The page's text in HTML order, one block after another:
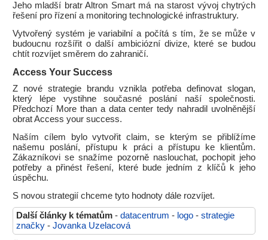
Jeho mladší bratr Altron Smart má na starost vývoj chytrých
řešení pro řízení a monitoring technologické infrastruktury.
Vytvořený systém je variabilní a počítá s tím, že se může v
budoucnu rozšířit o další ambiciózní divize, které se budou
chtít rozvíjet směrem do zahraničí.
Access Your Success
Z nové strategie brandu vznikla potřeba definovat slogan,
který lépe vystihne současné poslání naší společnosti.
Předchozí More than a data center tedy nahradil uvolněnější
obrat Access your success.
Naším cílem bylo vytvořit claim, se kterým se přiblížíme
našemu poslání, přístupu k práci a přístupu ke klientům.
Zákazníkovi se snažíme pozorně naslouchat, pochopit jeho
potřeby a přinést řešení, které bude jedním z klíčů k jeho
úspěchu.
S novou strategií chceme tyto hodnoty dále rozvíjet.
Další články k tématům - datacentrum - logo - strategie
značky - Jovanka Uzelacová